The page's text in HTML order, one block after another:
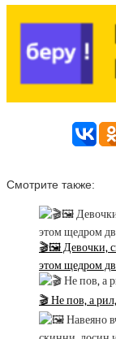
Смотрите также:
🎬🖼 Девочки,
этом щедром
🎬 Не пов, а